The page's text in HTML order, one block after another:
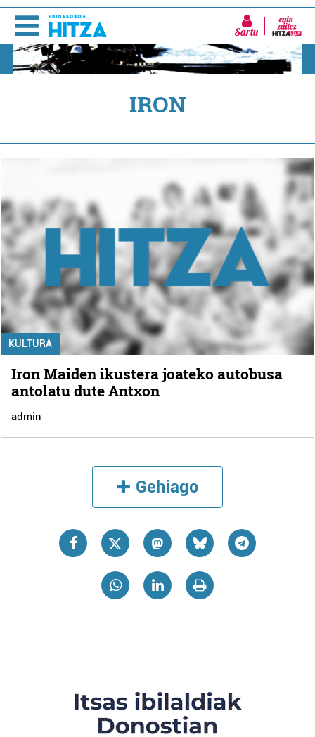
Sartu
IRON
KULTURA
Iron Maiden ikustera joateko autobusa
antolatu dute Antxon
admin
Gehiago